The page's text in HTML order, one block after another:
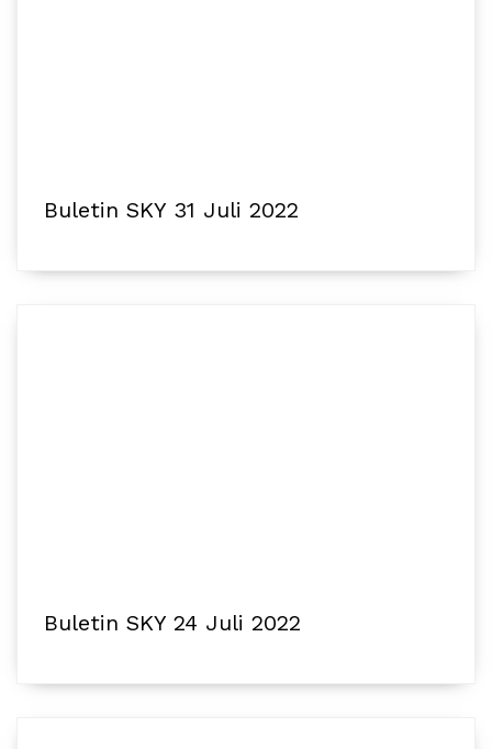
Buletin SKY 31 Juli 2022
Buletin SKY 24 Juli 2022